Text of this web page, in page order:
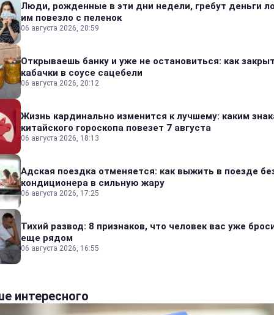
Люди, рожденные в эти дни недели, гребут деньги
им повезло с пеленок
06 августа 2026, 20:59
Открываешь банку и уже не остановиться: как
кабачки в соусе сацебели
06 августа 2026, 20:12
Жизнь кардинально изменится к лучшему: каким
китайского гороскопа повезет 7 августа
06 августа 2026, 18:13
Адская поездка отменяется: как выжить в поезде
кондиционера в сильную жару
06 августа 2026, 17:25
Тихий развод: 8 признаков, что человек вас уже
еще рядом
06 августа 2026, 16:55
интересного